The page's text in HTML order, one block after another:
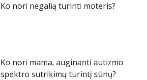
Ko nori negalią turinti moteris?
Ko nori mama, auginanti autizmo
spektro sutrikimų turintį sūnų?